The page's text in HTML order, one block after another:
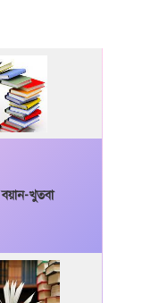
বয়ান-খুতবা